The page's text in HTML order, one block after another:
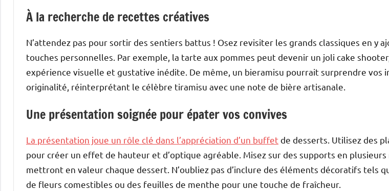
À la recherche de recettes créatives
N’attendez pas pour sortir des sentiers battus ! Osez revisiter les grands classiques en y
touches personnelles. Par exemple, la tarte aux pommes peut devenir un joli cake
expérience visuelle et gustative inédite. De même, un bieramisu pourrait surprendre vos
originalité, réinterprétant le célèbre tiramisu avec une note de bière artisanale.
Une présentation soignée pour épater vos convives
La présentation joue un rôle clé dans l’appréciation d’un buffetde desserts. Utilisez des
pour créer un effet de hauteur et d’optique agréable. Misez sur des supports en plusieurs
mettront en valeur chaque dessert. N’oubliez pas d’inclure des éléments décoratifs tels
de fleurs comestibles ou des feuilles de menthe pour une touche de fraîcheur.